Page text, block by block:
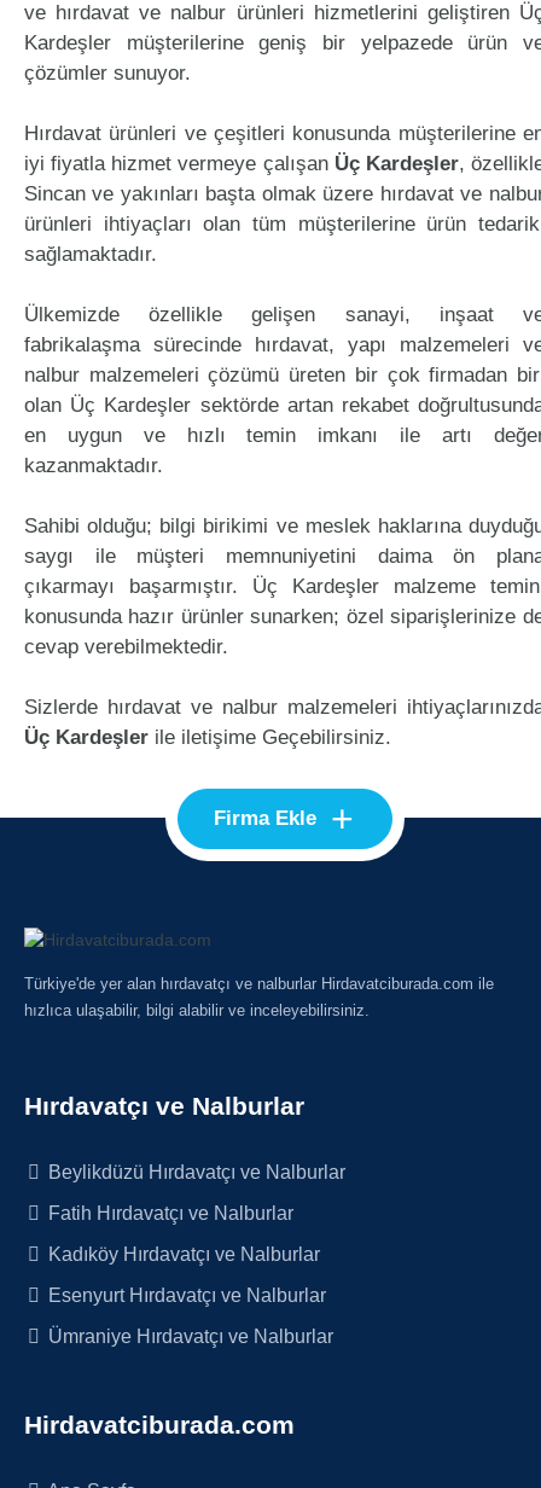
ve hırdavat ve nalbur ürünleri hizmetlerini geliştiren
Kardeşler müşterilerine geniş bir yelpazede ürün
çözümler sunuyor.
Hırdavat ürünleri ve çeşitleri konusunda müşterilerine
iyi fiyatla hizmet vermeye çalışan Üç Kardeşler,
Sincan ve yakınları başta olmak üzere hırdavat ve
ürünleri ihtiyaçları olan tüm müşterilerine ürün
sağlamaktadır.
Ülkemizde özellikle gelişen sanayi, inşaat
fabrikalaşma sürecinde hırdavat, yapı malzemeleri
nalbur malzemeleri çözümü üreten bir çok firmadan
olan Üç Kardeşler sektörde artan rekabet
en uygun ve hızlı temin imkanı ile artı
kazanmaktadır.
Sahibi olduğu; bilgi birikimi ve meslek haklarına
saygı ile müşteri memnuniyetini daima ön
çıkarmayı başarmıştır. Üç Kardeşler malzeme
konusunda hazır ürünler sunarken; özel siparişlerinize
cevap verebilmektedir.
Sizlerde hırdavat ve nalbur malzemeleri
Üç Kardeşler ile iletişime Geçebilirsiniz.
Firma Ekle +
Türkiye'de yer alan hırdavatçı ve nalburlar Hirdavatciburada.com ile
hızlıca ulaşabilir, bilgi alabilir ve inceleyebilirsiniz.
Hırdavatçı ve Nalburlar
Beylikdüzü Hırdavatçı ve Nalburlar
Fatih Hırdavatçı ve Nalburlar
Kadıköy Hırdavatçı ve Nalburlar
Esenyurt Hırdavatçı ve Nalburlar
Ümraniye Hırdavatçı ve Nalburlar
Hirdavatciburada.com